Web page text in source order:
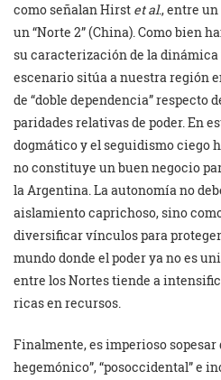
como señalan Hirst et al., entre un
un “Norte 2” (China). Como bien
su caracterización de la
escenario sitúa a nuestra región
de “doble dependencia” respecto
paridades relativas de poder. En
dogmático y el seguidismo ciego
no constituye un buen negocio
la Argentina. La autonomía no
aislamiento caprichoso, sino
diversificar vínculos para
mundo donde el poder ya no es
entre los Nortes tiende a
ricas en recursos.
Finalmente, es imperioso sopesar
hegemónico”, “posoccidental” e